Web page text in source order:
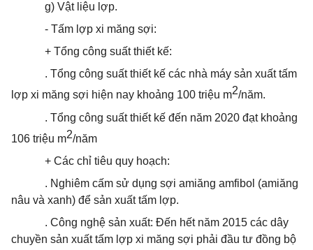
g) Vật liệu lợp.
- Tấm lợp xi măng sợi:
+ Tổng công suất thiết kế:
. Tổng công suất thiết kế các nhà máy sản xuất tấm
lợp xi măng sợi hiện nay khoảng 100 triệu m2/năm.
. Tổng công suất thiết kế đến năm 2020 đạt khoảng
106 triệu m2/năm
+ Các chỉ tiêu quy hoạch:
. Nghiêm cấm sử dụng sợi amiăng amfibol (amiăng
nâu và xanh) để sản xuất tấm lợp.
. Công nghệ sản xuất: Đến hết năm 2015 các dây
chuyền sản xuất tấm lợp xi măng sợi phải đầu tư đồng bộ